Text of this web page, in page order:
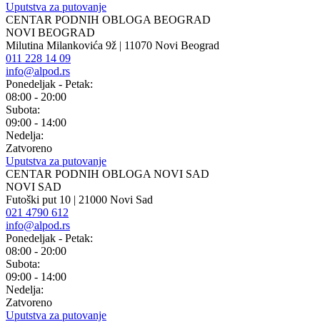
Uputstva za putovanje
CENTAR PODNIH OBLOGA BEOGRAD
NOVI BEOGRAD
Milutina Milankovića 9ž | 11070 Novi Beograd
011 228 14 09
info@alpod.rs
Ponedeljak - Petak:
08:00 - 20:00
Subota:
09:00 - 14:00
Nedelja:
Zatvoreno
Uputstva za putovanje
CENTAR PODNIH OBLOGA NOVI SAD
NOVI SAD
Futoški put 10 | 21000 Novi Sad
021 4790 612
info@alpod.rs
Ponedeljak - Petak:
08:00 - 20:00
Subota:
09:00 - 14:00
Nedelja:
Zatvoreno
Uputstva za putovanje